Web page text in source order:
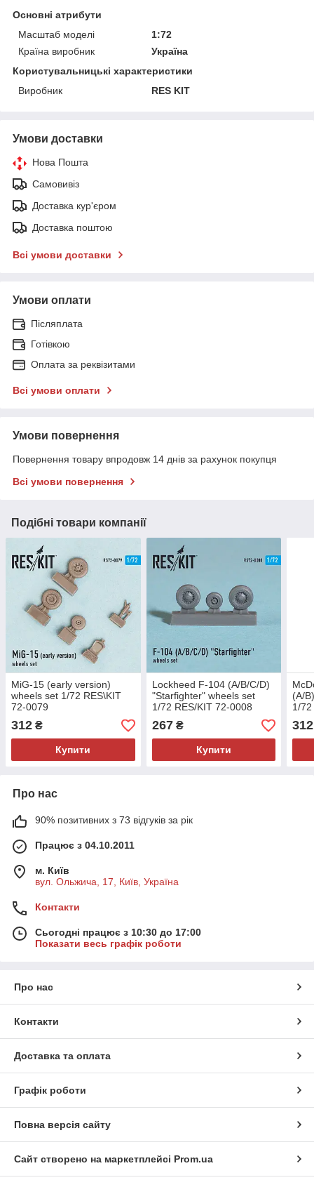
Основні атрибути
Масштаб моделі
1:72
Країна виробник
Україна
Користувальницькі характеристики
Виробник
RES KIT
Умови доставки
Нова Пошта
Самовивіз
Доставка кур'єром
Доставка поштою
Всі умови доставки
Умови оплати
Післяплата
Готівкою
Оплата за реквізитами
Всі умови оплати
Умови повернення
Повернення товару впродовж 14 днів за рахунок покупця
Всі умови повернення
Подібні товари компанії
MiG-15 (early version)
wheels set 1/72 RES\KIT
72-0079
312 ₴
Купити
Lockheed F-104 (A/B/C/D)
"Starfighter" wheels set
1/72 RES/KIT 72-0008
267₴
Купити
(A/
1/
312
Про нас
90% позитивних з 73 відгуків за рік
Працює з 04.10.2011
м. Київ
вул. Ольжича, 17, Київ, Україна
Контакти
Сьогодні працює з 10:30 до 17:00
Показати весь графік роботи
Про нас
Контакти
Доставка та оплата
Графік роботи
Повна версія сайту
Сайт створено на маркетплейсі Prom.ua